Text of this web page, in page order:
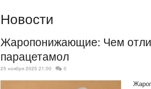
Новости
Жаропонижающие: Чем
парацетамол
25 ноября 2025 21:00 0